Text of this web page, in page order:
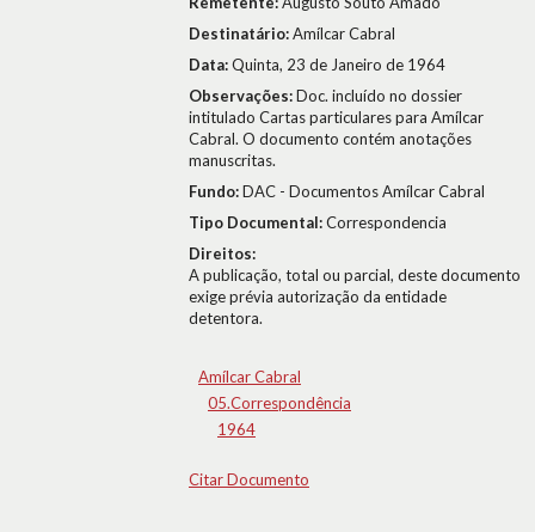
Destinatário:Amílcar Cabral
Data:Quinta, 23 de Janeiro de 1964
Observações:Doc. incluído no dossier
intitulado Cartas particulares para Amílcar
Cabral. O documento contém anotações
manuscritas.
Fundo:DAC - Documentos Amílcar Cabral
Tipo Documental:Correspondencia
Direitos:
A publicação, total ou parcial, deste documento
exige prévia autorização da entidade
detentora.
Amílcar Cabral
05.Correspondência
1964
Citar Documento